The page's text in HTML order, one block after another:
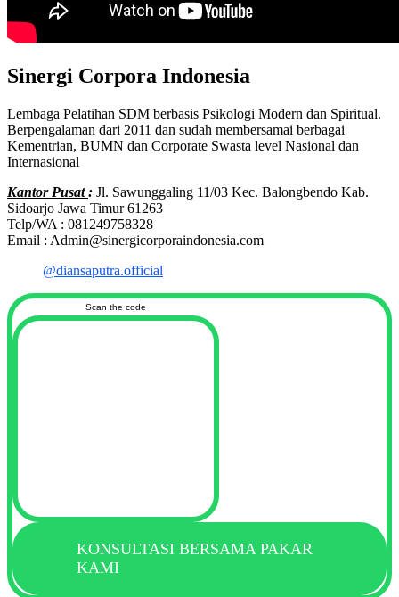
Sinergi Corpora Indonesia
Lembaga Pelatihan SDM berbasis Psikologi Modern dan Spiritual.
Berpengalaman dari 2011 dan sudah membersamai berbagai
Kementrian, BUMN dan Corporate Swasta level Nasional dan
Internasional
Kantor Pusat: Jl. Sawunggaling 11/03 Kec. Balongbendo Kab.
Sidoarjo Jawa Timur 61263
Telp/WA : 081249758328
Email : Admin@sinergicorporaindonesia.com
@diansaputra.official
Scan the code
KONSULTASI BERSAMA PAKAR
KAMI